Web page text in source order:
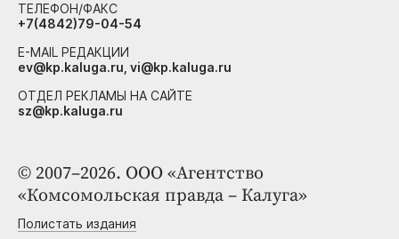
© 2007–2026. ООО «Агентство
«Комсомольская правда – Калуга»
Полистать издания
ТЕЛЕФОН/ФАКС
+7(4842)79-04-54
E-MAIL РЕДАКЦИИ
ev@kp.kaluga.ru, vi@kp.kaluga.ru
ОТДЕЛ РЕКЛАМЫ НА САЙТЕ
sz@kp.kaluga.ru